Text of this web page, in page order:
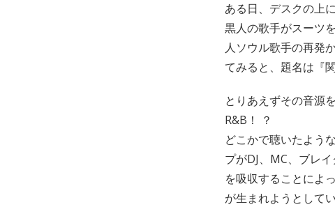
ある日、デスクの上
黒人の歌手がスーツ
人ソウル歌手の再発
てみると、題名は『
とりあえずその音源
R&B！ ？
どこかで聴いたよう
プがDJ、MC、ブレ
を吸収することによ
が生まれようとして